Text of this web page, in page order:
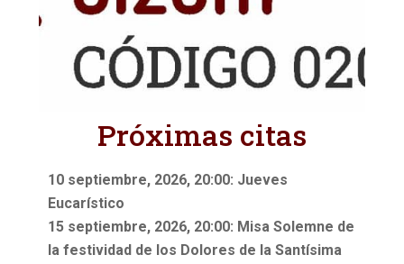
Próximas citas
10 septiembre, 2026, 20:00: Jueves
Eucarístico
15 septiembre, 2026, 20:00: Misa Solemne de
la festividad de los Dolores de la Santísima